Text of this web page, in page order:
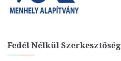
Fedél Nélkül Szerkesztőség